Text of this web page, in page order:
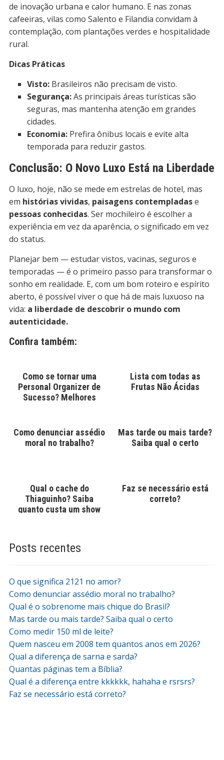
Posts recentes
O que significa 2121 no amor?
Como denunciar assédio moral no trabalho?
Qual é o sobrenome mais chique do Brasil?
Mas tarde ou mais tarde? Saiba qual o certo
Como medir 150 ml de leite?
Quem nasceu em 2008 tem quantos anos em 2026?
Qual a diferença de sarna e sarda?
Quantas páginas tem a Bíblia?
Qual é a diferença entre kkkkkk, hahaha e rsrsrs?
Faz se necessário está correto?
de inovação urbana e calor humano. E nas zonas
cafeeiras, vilas como Salento e Filandia convidam à
contemplação, com plantações verdes e hospitalidade
rural.
Dicas Práticas
Visto:Brasileiros não precisam de visto.
Segurança:As principais áreas turísticas são
seguras, mas mantenha atenção em grandes
cidades.
Economia:Prefira ônibus locais e evite alta
temporada para reduzir gastos.
Conclusão: O Novo Luxo Está na Liberdade
O luxo, hoje, não se mede em estrelas de hotel, mas
em histórias vividas, paisagens contempladase
pessoas conhecidas. Ser mochileiro é escolher a
experiência em vez da aparência, o significado em vez
do status.
Planejar bem — estudar vistos, vacinas, seguros e
temporadas — é o primeiro passo para transformar o
sonho em realidade. E, com um bom roteiro e espírito
aberto, é possível viver o que há de mais luxuoso na
vida: a liberdade de descobrir o mundo com
autenticidade.
Confira também:
Como se tornar uma
Personal Organizer de
Sucesso? Melhores
Lista com todas as
Frutas Não Ácidas
Como denunciar assédio
moral no trabalho?
Mas tarde ou mais tarde?
Saiba qual o certo
Qual o cache do
Thiaguinho? Saiba
quanto custa um show
Faz se necessário está
correto?